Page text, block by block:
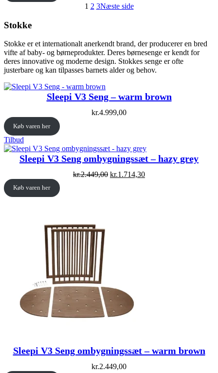
1 2 3Næste side
Stokke
Stokke er et internationalt anerkendt brand, der producerer en bred
vifte af baby- og børneprodukter. Deres børnesenge er kendt for
deres innovative og moderne design. Stokkes senge er ofte
justerbare og kan tilpasses barnets alder og behov.
Sleepi V3 Seng – warm brown
kr.4.999,00
Køb varen her
Tilbud
på
tilbud
Sleepi V3 Seng ombygningssæt – hazy grey
kr.2.449,00 Original
kr.1.714,30Current
Køb varen her
Sleepi V3 Seng ombygningssæt – warm brown
kr.2.449,00